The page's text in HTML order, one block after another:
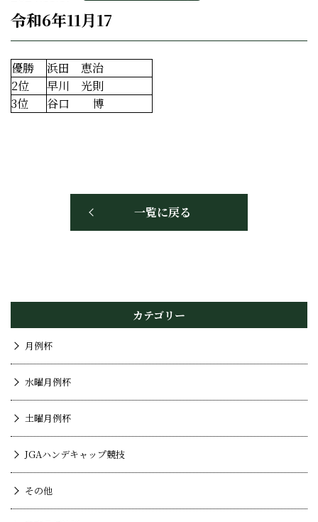
令和6年11月17
優勝
浜田 恵治
2位
早川 光則
3位
谷口 博
一覧に戻る
カテゴリー
月例杯
水曜月例杯
土曜月例杯
JGAハンデキャップ競技
その他